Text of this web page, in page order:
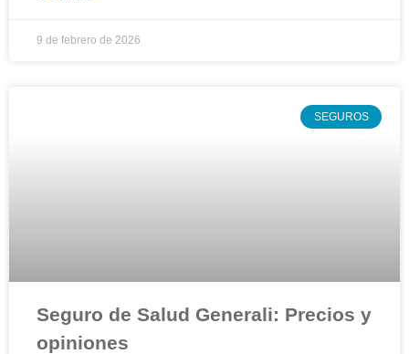
9 de febrero de 2026
SEGUROS
Seguro de Salud Generali: Precios y
opiniones